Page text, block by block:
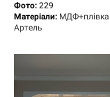
Фото: 229
Матеріали:
Артель